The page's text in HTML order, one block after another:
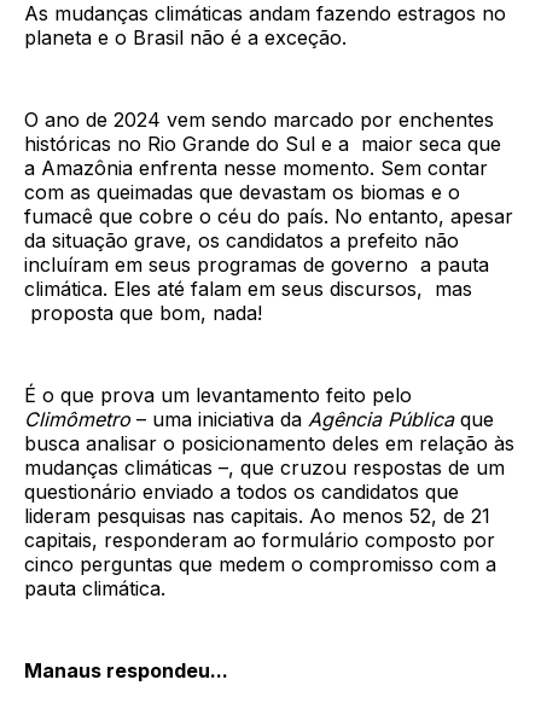
As mudanças climáticas andam fazendo estragos no
planeta e o Brasil não é a exceção.
O ano de 2024 vem sendo marcado por enchentes
históricas no Rio Grande do Sul e a maior seca que
a Amazônia enfrenta nesse momento. Sem contar
com as queimadas que devastam os biomas e o
fumacê que cobre o céu do país. No entanto, apesar
da situação grave, os candidatos a prefeito não
incluíram em seus programas de governo a pauta
climática. Eles até falam em seus discursos, mas
proposta que bom, nada!
É o que prova um levantamento feito pelo
Climômetro – uma iniciativa da Agência Públicaque
busca analisar o posicionamento deles em relação às
mudanças climáticas –, que cruzou respostas de um
questionário enviado a todos os candidatos que
lideram pesquisas nas capitais. Ao menos 52, de 21
capitais, responderam ao formulário composto por
cinco perguntas que medem o compromisso com a
pauta climática.
Manaus respondeu...